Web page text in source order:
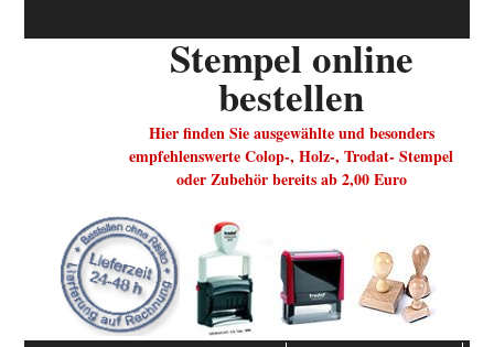
Stempel online
bestellen
Hier finden Sie ausgewählte und besonders
empfehlenswerte Colop-, Holz-, Trodat- Stempel
oder Zubehör bereits ab 2,00 Euro